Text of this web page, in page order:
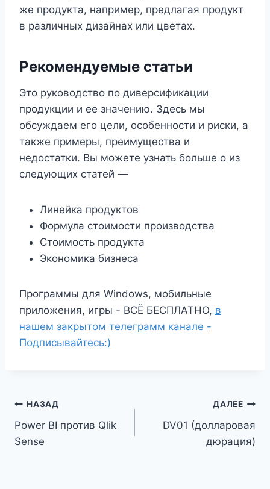
же продукта, например, предлагая продукт
в различных дизайнах или цветах.
Рекомендуемые статьи
Это руководство по диверсификации
продукции и ее значению. Здесь мы
обсуждаем его цели, особенности и риски, а
также примеры, преимущества и
недостатки. Вы можете узнать больше о из
следующих статей —
Линейка продуктов
Формула стоимости производства
Стоимость продукта
Экономика бизнеса
Программы для Windows, мобильные
приложения, игры - ВСЁ БЕСПЛАТНО, в
нашем закрытом телеграмм канале -
Подписывайтесь:)
Навигация
по
НАЗАД
Power BI против Qlik
Sense
ДАЛЕЕ
DV01 (долларовая
дюрация)